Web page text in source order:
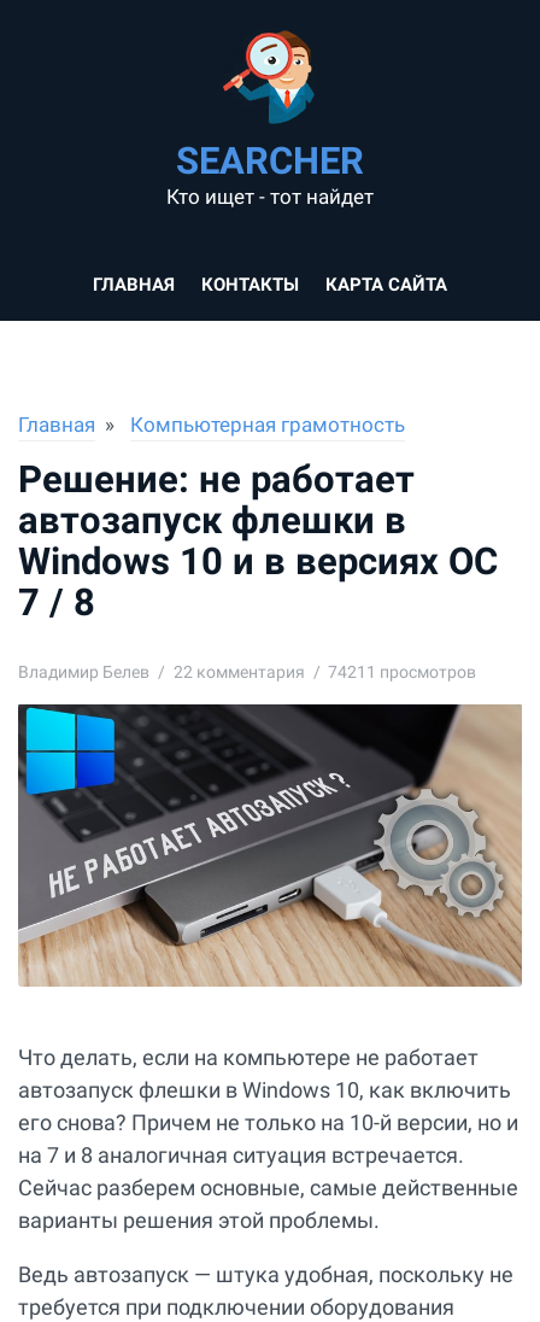
SEARCHER
Кто ищет - тот найдет
ГЛАВНАЯ КОНТАКТЫ КАРТА САЙТА
Главная Компьютерная грамотность
Решение: не работает
автозапуск флешки в
Windows 10 и в версиях ОС
7 / 8
Владимир Белев 22 комментария 74211 просмотров
Что делать, если на компьютере не работает
автозапуск флешки в Windows 10, как включить
его снова? Причем не только на 10-й версии, но и
на 7 и 8 аналогичная ситуация встречается.
Сейчас разберем основные, самые действенные
варианты решения этой проблемы.
Ведь автозапуск — штука удобная, поскольку не
требуется при подключении оборудования